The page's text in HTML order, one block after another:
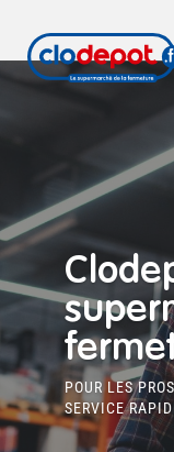
POUR LES
SERVICE